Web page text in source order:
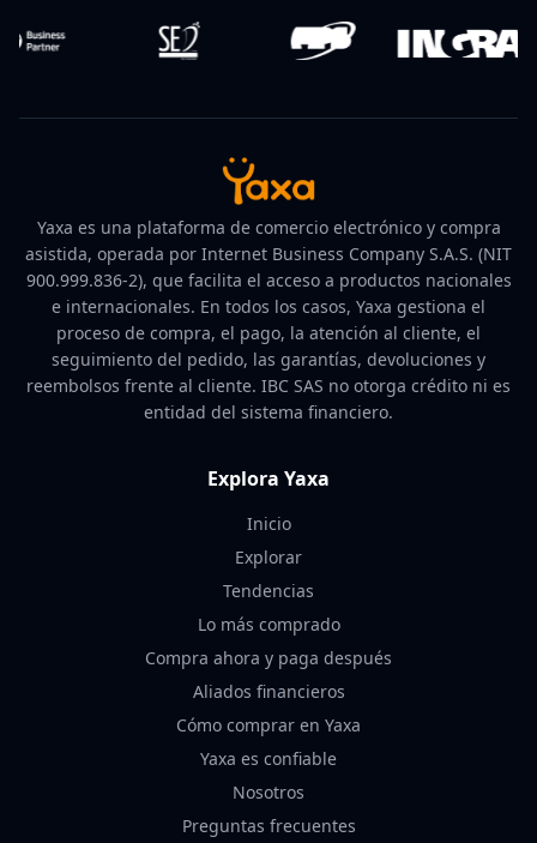
Yaxa es una plataforma de comercio electrónico y compra
asistida, operada por Internet Business Company S.A.S. (NIT
900.999.836-2), que facilita el acceso a productos nacionales
e internacionales. En todos los casos, Yaxa gestiona el
proceso de compra, el pago, la atención al cliente, el
seguimiento del pedido, las garantías, devoluciones y
reembolsos frente al cliente. IBC SAS no otorga crédito ni es
entidad del sistema financiero.
Explora Yaxa
Inicio
Explorar
Tendencias
Lo más comprado
Compra ahora y paga después
Aliados financieros
Cómo comprar en Yaxa
Yaxa es confiable
Nosotros
Preguntas frecuentes